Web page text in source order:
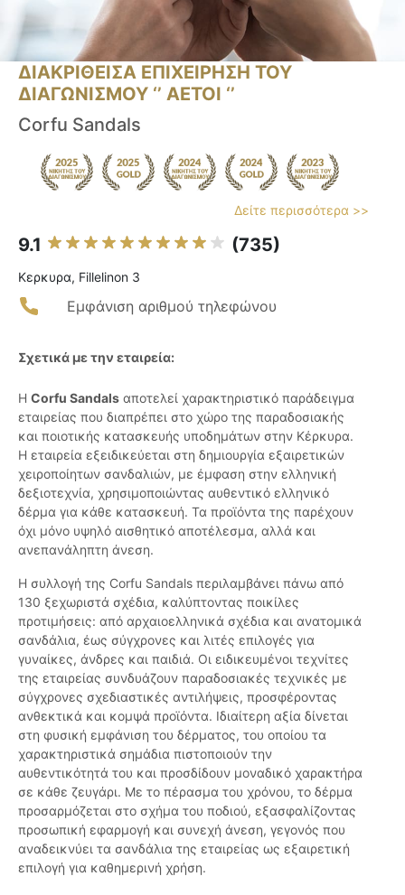
ΔΙΑΚΡΙΘΕΙΣΑ ΕΠΙΧΕΙΡΗΣΗ ΤΟΥ
ΔΙΑΓΩΝΙΣΜΟΥ ‘’ ΑΕΤΟΙ ‘’
Corfu Sandals
Δείτε περισσότερα >>
9.1 (735)
Κερκυρα, Fillelinon 3
Εμφάνιση αριθμού τηλεφώνου
Σχετικά με την εταιρεία:
Η Corfu Sandals αποτελεί χαρακτηριστικό παράδειγμα
εταιρείας που διαπρέπει στο χώρο της παραδοσιακής
και ποιοτικής κατασκευής υποδημάτων στην Κέρκυρα.
Η εταιρεία εξειδικεύεται στη δημιουργία εξαιρετικών
χειροποίητων σανδαλιών, με έμφαση στην ελληνική
δεξιοτεχνία, χρησιμοποιώντας αυθεντικό ελληνικό
δέρμα για κάθε κατασκευή. Τα προϊόντα της παρέχουν
όχι μόνο υψηλό αισθητικό αποτέλεσμα, αλλά και
ανεπανάληπτη άνεση.
Η συλλογή της Corfu Sandals περιλαμβάνει πάνω από
130 ξεχωριστά σχέδια, καλύπτοντας ποικίλες
προτιμήσεις: από αρχαιοελληνικά σχέδια και ανατομικά
σανδάλια, έως σύγχρονες και λιτές επιλογές για
γυναίκες, άνδρες και παιδιά. Οι ειδικευμένοι τεχνίτες
της εταιρείας συνδυάζουν παραδοσιακές τεχνικές με
σύγχρονες σχεδιαστικές αντιλήψεις, προσφέροντας
ανθεκτικά και κομψά προϊόντα. Ιδιαίτερη αξία δίνεται
στη φυσική εμφάνιση του δέρματος, του οποίου τα
χαρακτηριστικά σημάδια πιστοποιούν την
αυθεντικότητά του και προσδίδουν μοναδικό χαρακτήρα
σε κάθε ζευγάρι. Με το πέρασμα του χρόνου, το δέρμα
προσαρμόζεται στο σχήμα του ποδιού, εξασφαλίζοντας
προσωπική εφαρμογή και συνεχή άνεση, γεγονός που
αναδεικνύει τα σανδάλια της εταιρείας ως εξαιρετική
επιλογή για καθημερινή χρήση.